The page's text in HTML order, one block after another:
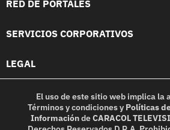
RED DE PORTALES
SERVICIOS CORPORATIVOS
LEGAL
El uso de este sitio web implica la
Términos y condicionesy Políticas
InformacióndeCARACOL